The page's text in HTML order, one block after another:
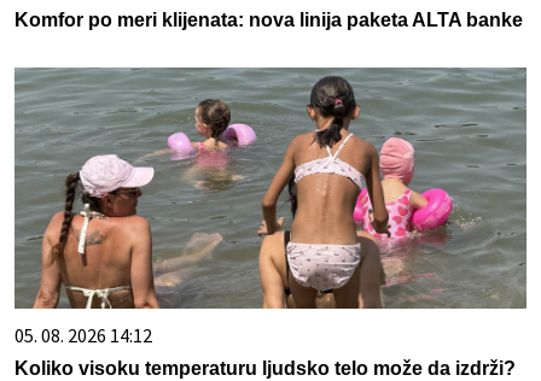
Komfor po meri klijenata: nova linija paketa ALTA banke
05. 08. 2026 14:12
Koliko visoku temperaturu ljudsko telo može da izdrži?